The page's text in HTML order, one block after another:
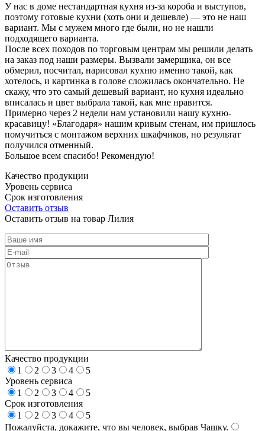
У нас в доме нестандартная кухня из-за короба и выступов,
поэтому готовые кухни (хоть они и дешевле) — это не наш
вариант. Мы с мужем много где были, но не нашли
подходящего варианта.
После всех походов по торговым центрам мы решили делать
на заказ под наши размеры. Вызвали замерщика, он все
обмерил, посчитал, нарисовал кухню именно такой, как
хотелось, и картинка в голове сложилась окончательно. Не
скажу, что это самый дешевый вариант, но кухня идеально
вписалась и цвет выбрала такой, как мне нравится.
Примерно через 2 недели нам установили нашу кухню-
красавицу! «Благодаря» нашим кривым стенам, им пришлось
помучиться с монтажом верхних шкафчиков, но результат
получился отменный.
Большое всем спасибо! Рекомендую!
Качество продукции
Уровень сервиса
Срок изготовления
Оставить отзыв
Оставить отзыв на товар Лилия
Качество продукции
1
2 3 4
5
Уровень сервиса
1
2 3 4
5
Срок изготовления
1
2 3 4
5
Пожалуйста, докажите, что вы человек, выбрав Чашку.